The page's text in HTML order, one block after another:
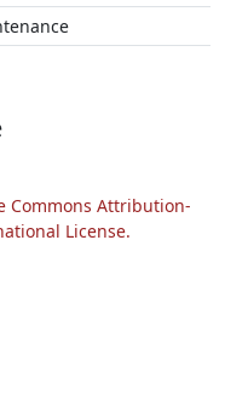
Commons Attribution-
License.